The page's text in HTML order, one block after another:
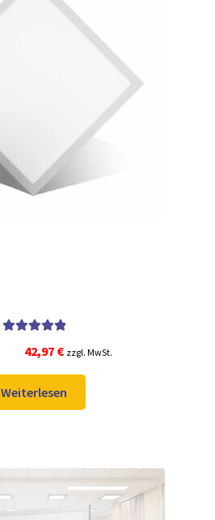
von 5
Ursprünglicher
war:
57,98 €
42,97 €Aktueller
ist:
42,97 €.
zzgl. MwSt.
Weiterlesen